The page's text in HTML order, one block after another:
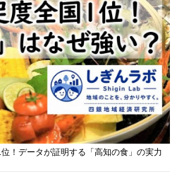
！データが証明する「高知の食」の実力